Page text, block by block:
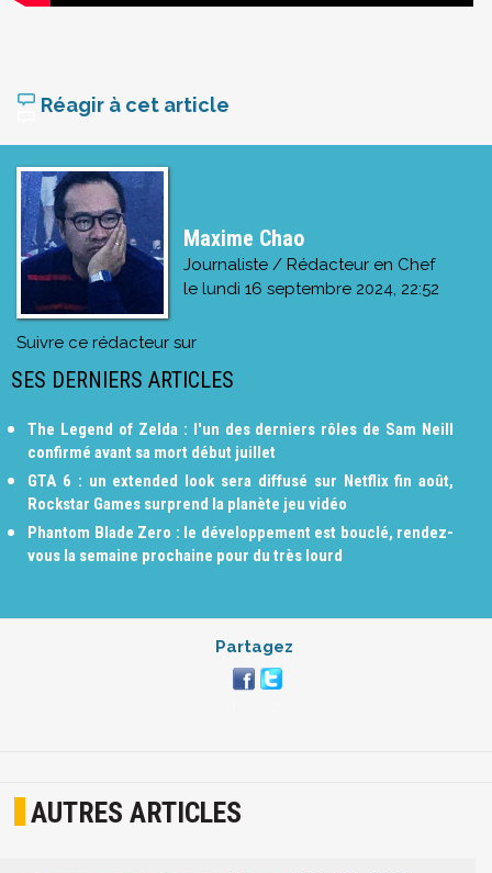
Réagir à cet article
Maxime Chao
Journaliste / Rédacteur en Chef
le lundi 16 septembre 2024, 22:52
Suivre ce rédacteur sur
SES DERNIERS ARTICLES
The Legend of Zelda : l'un des derniers rôles de Sam Neill
confirmé avant sa mort début juillet
GTA 6 : un extended look sera diffusé sur Netflix fin août,
Rockstar Games surprend la planète jeu vidéo
Phantom Blade Zero : le développement est bouclé, rendez-
vous la semaine prochaine pour du très lourd
Partagez
AUTRES ARTICLES